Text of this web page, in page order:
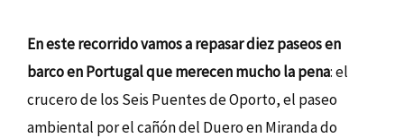
En este recorrido vamos a repasar diez paseos en
barco en Portugal que merecen mucho la pena: el
crucero de los Seis Puentes de Oporto, el paseo
ambiental por el cañón del Duero en Miranda do